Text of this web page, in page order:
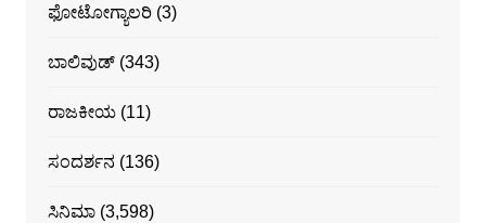
ಫೋಟೋಗ್ಯಾಲರಿ(3)
ಬಾಲಿವುಡ್(343)
ರಾಜಕೀಯ(11)
ಸಂದರ್ಶನ (136)
ಸಿನಿಮಾ(3,598)